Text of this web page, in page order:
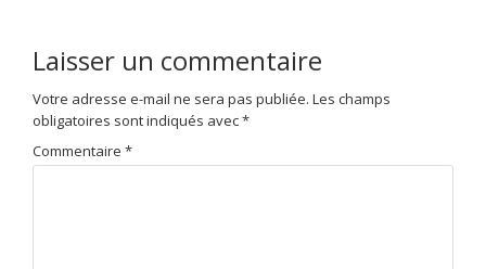
Laisser un commentaire
Votre adresse e-mail ne sera pas publiée. Les champs
obligatoires sont indiqués avec*
Commentaire *